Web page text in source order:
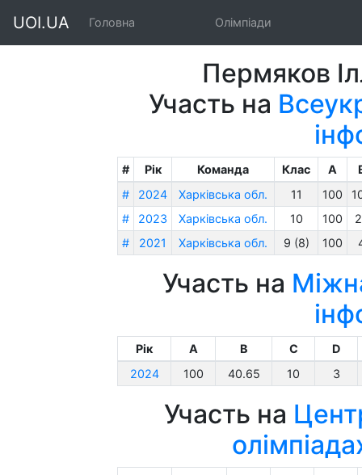
UOI.UA Головна Олімпіади
Пермяков
Участь на
# Рік Команда Клас A
#
2024 Харківська обл. 11 100
#
2023 Харківська обл. 10 100
#
2021 Харківська обл. 9 (8) 100
Участь на
Рік A B C
D
2024
100 40.65 10 3
Участь на